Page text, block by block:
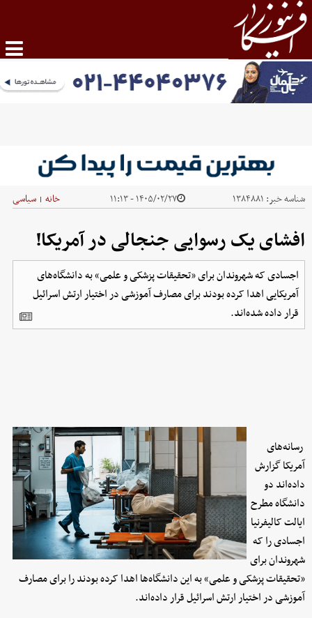
شناسه خبر: ۱۳۸۴۸۸۱ ۱۴۰۵/۰۲/۲۷ - ۱۱:۱۳ خانه | سیاسی
افشای یک رسوایی جنجالی در آمریکا!
اجسادی که شهروندان برای «تحقیقات پزشکی و علمی» به دانشگاه‌های
آمریکایی اهدا کرده بودند برای مصارف آموزشی در اختیار ارتش اسرائیل
قرار داده‌ شده‌اند.
رسانه‌های
آمریکا گزارش
داده‌اند دو
دانشگاه مطرح
ایالت کالیفرنیا
اجسادی را که
شهروندان برای
«تحقیقات پزشکی و علمی» به این دانشگاه‌ها اهدا کرده بودند را برای مصارف
آموزشی در اختیار ارتش اسرائیل قرار داده‌اند.